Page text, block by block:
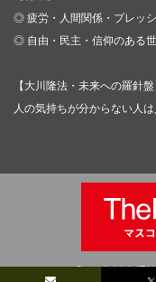
◎ 疲労・人間関係・プレッ
◎ 自由・民主・信仰のある
【大川隆法・未来への羅針盤
人の気持ちが分からない人
Copyright ©